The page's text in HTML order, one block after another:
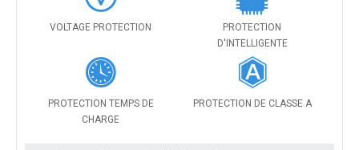
VOLTAGE PROTECTION
PROTECTION
D'INTELLIGENTE
PROTECTION TEMPS DE
CHARGE
PROTECTION DE CLASSE A